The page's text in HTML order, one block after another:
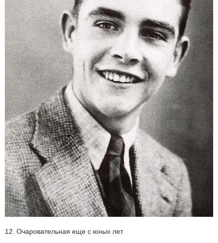
12. Очаровательная еще с юных лет